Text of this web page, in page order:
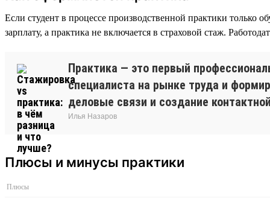
Если студент в процессе производственной практики только
зарплату, а практика не включается в страховой стаж.
Практика — это первый
специалиста на рынке труда и
деловые связи и создание
Илья Назаров
Плюсы и минусы практики
Плюсы